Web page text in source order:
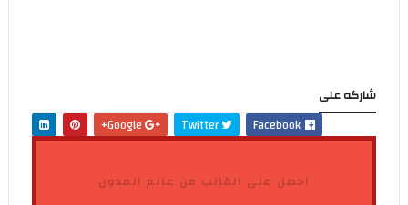
شاركه على
Facebook
Twitter
احصل على القالب من عالم المدون